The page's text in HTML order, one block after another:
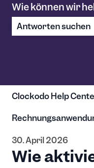
Wie können wir
Clockodo Help
30. April 2026
Wie